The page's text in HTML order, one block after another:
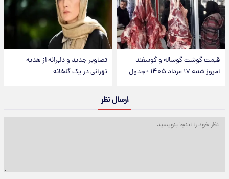
قیمت گوشت گوساله و گوسفند
امروز شنبه ۱۷ مرداد ۱۴۰۵ +جدول
تصاویر جدید و دلبرانه از هدیه
تهرانی در یک گلخانه
ارسال نظر